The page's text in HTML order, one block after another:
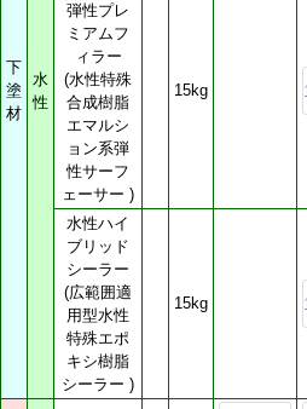
密着用プライマー
塗料着色剤
洗浄剤
パテ類
コーキング
刷毛
ローラー・ハンドル
副資材
安全器具
工具・塗料機器
作業着
空調服
おすすめ材料
下
塗
材
水
性
弾性プレ
ミアムフ
ィラー
(水性特殊
合成樹脂
エマルシ
ョン系弾
性サーフ
ェーサー )
15kg
水性ハイ
ブリッド
シーラー
(広範囲適
用型水性
特殊エポ
キシ樹脂
シーラー )
15kg